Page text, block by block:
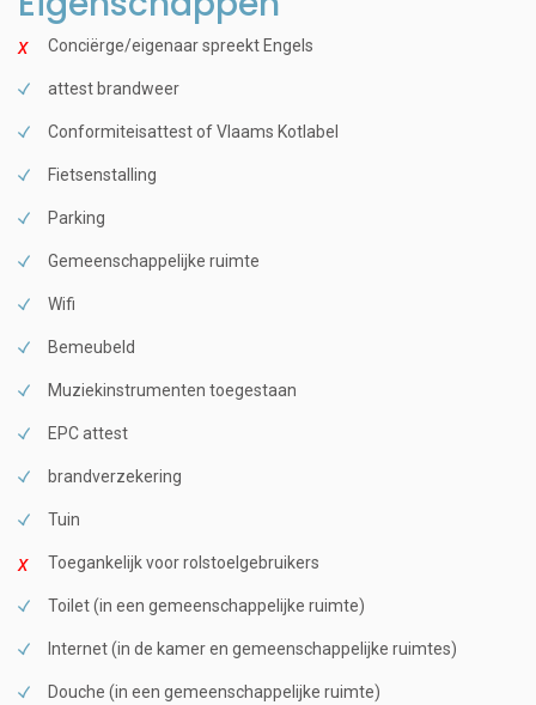
Conciërge/eigenaar spreekt Engels
attest brandweer
Conformiteisattest of Vlaams Kotlabel
Fietsenstalling
Parking
Gemeenschappelijke ruimte
Wifi
Bemeubeld
Muziekinstrumenten toegestaan
EPC attest
brandverzekering
Tuin
Toegankelijk voor rolstoelgebruikers
Toilet (in een gemeenschappelijke ruimte)
Internet (in de kamer en gemeenschappelijke ruimtes)
Douche (in een gemeenschappelijke ruimte)